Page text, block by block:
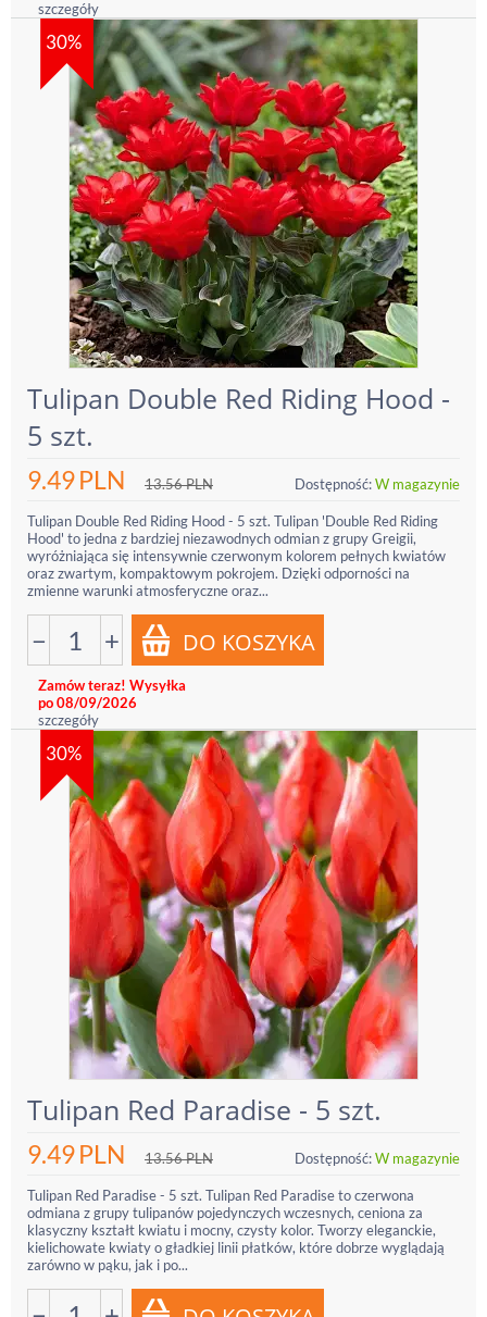
szczegóły
30%
Tulipan Double Red Riding Hood -
5 szt.
9.49PLN 13.56PLN Dostępność:W magazynie
Tulipan Double Red Riding Hood - 5 szt. Tulipan 'Double Red Riding
Hood' to jedna z bardziej niezawodnych odmian z grupy Greigii,
wyróżniająca się intensywnie czerwonym kolorem pełnych kwiatów
oraz zwartym, kompaktowym pokrojem. Dzięki odporności na
zmienne warunki atmosferyczne oraz...
− +
Zamów teraz! Wysyłka
po 08/09/2026
szczegóły
30%
Tulipan Red Paradise - 5 szt.
9.49PLN 13.56PLN Dostępność:W magazynie
Tulipan Red Paradise - 5 szt. Tulipan Red Paradise to czerwona
odmiana z grupy tulipanów pojedynczych wczesnych, ceniona za
klasyczny kształt kwiatu i mocny, czysty kolor. Tworzy eleganckie,
kielichowate kwiaty o gładkiej linii płatków, które dobrze wyglądają
zarówno w pąku, jak i po...